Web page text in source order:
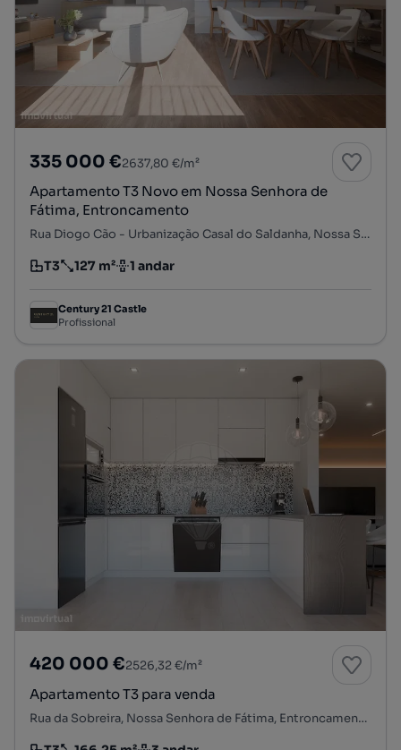
335 000 €2637,80 €/m²
Apartamento T3 Novo em Nossa Senhora de
Fátima, Entroncamento
Rua Diogo Cão - Urbanização Casal do Saldanha, Nossa Senhora de Fátima, Entroncamento, Santarém
Tipologia
T3
Preço por metro quadrado
127 m²
Andar 1 andar
Century 21 Castle
Profissional
420 000 €2526,32 €/m²
Apartamento T3 para venda
Rua da Sobreira, Nossa Senhora de Fátima, Entroncamento, Santarém